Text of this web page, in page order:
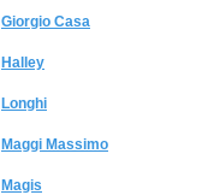
Giorgio Сasa
Halley
Longhi
Maggi Massimo
Magis